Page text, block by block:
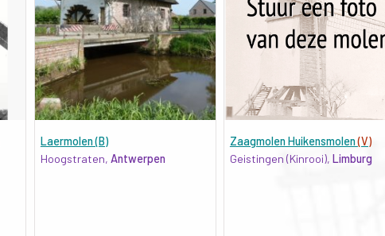
Laermolen (B)
Hoogstraten, Antwerpen
Zaagmolen Huikensmolen(V)
Geistingen (Kinrooi), Limburg